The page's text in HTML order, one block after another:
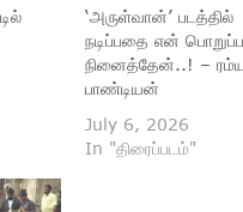
‘அருள்வான்’ படத்தில்
நடிப்பதை என்
நினைத்தேன்..! –
பாண்டியன்
July 6, 2026
In "திரைப்படம்"